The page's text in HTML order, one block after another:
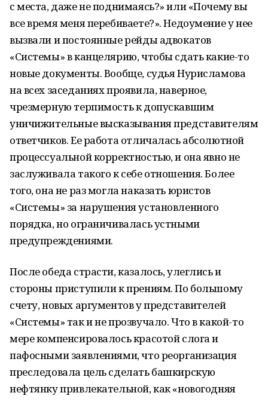
с места, даже не поднимаясь?» или «Почему вы
все время меня перебиваете?». Недоумение у нее
вызвали и постоянные рейды адвокатов
«Системы» в канцелярию, чтобы сдать какие-то
новые документы. Вообще, судья Нурисламова
на всех заседаниях проявила, наверное,
чрезмерную терпимость к допускавшим
уничижительные высказывания представителям
ответчиков. Ее работа отличалась абсолютной
процессуальной корректностью, и она явно не
заслуживала такого к себе отношения. Более
того, она не раз могла наказать юристов
«Системы» за нарушения установленного
порядка, но ограничивалась устными
предупреждениями.
После обеда страсти, казалось, улеглись и
стороны приступили к прениям. По большому
счету, новых аргументов у представителей
«Системы» так и не прозвучало. Что в какой-то
мере компенсировалось красотой слога и
пафосными заявлениями, что реорганизация
преследовала цель сделать башкирскую
нефтянку привлекательной, как «новогодняя